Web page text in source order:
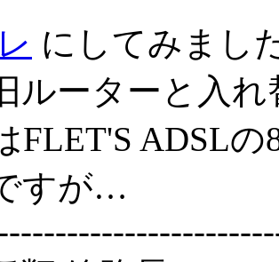
にしてみまし
ルーターと入
FLET'S ADSL
すが…